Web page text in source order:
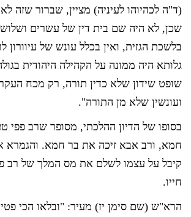
(ד"ה לכהיוהו לעיניה) מציין, שברור שזה
שכן, לא היה שם בית דין של עשרים
בלשכת הגזית, ואין בכלל עונש של
גלותא היה ממונה על הקהילה היהודית
שופט שידון שלא כדין תורה, רק מכח
ועונשין שלא מן התורה".
בסופו של הדיון ההלכתי, מסופר שרב פפי
חמא, ורב אבא זיכה את בר חמא.
קיבל על עצמו לשלם את מס המלך של רב
חייו.
הרא"ש (שם סימן יז) מעיר: "ובלאו הכי